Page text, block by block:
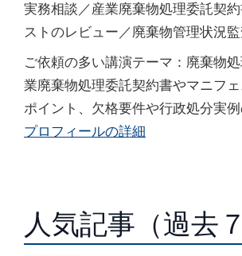
実務相談／産業廃棄物処理委託契
ストのレビュー／廃棄物管理状況
ご依頼の多い講演テーマ：廃棄物
業廃棄物処理委託契約書やマニフ
ポイント、欠格要件や行政処分実
プロフィールの詳細
人気記事（過去